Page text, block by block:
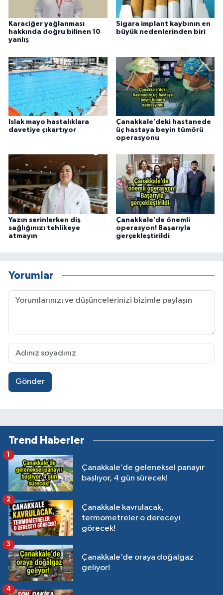
Karaciğer yağlanması
hakkında doğru bilinen 10
yanlış
Sigara implant kaybının en
büyük nedenlerinden biri
Islak mayo hastalıklara
davetiye çıkartıyor
Çanakkale’deki hastanede
üç hastaya beyin tümörü
operasyonu
Yazın serinlerken diş
sağlığınızı tehlikeye
atmayın
Çanakkale’de önemli
operasyon! Başarıyla
gerçekleştirildi
Yorumlar
Gönder
Trend Haberler
Çanakkale’de geleneksel panayır
başlıyor, 4 gün sürecek!
1
Çanakkale kavrulacak,
termometreler o dereceyi
görecek!
2
Çanakkale’de oraya doğalgaz
geliyor!
3
4